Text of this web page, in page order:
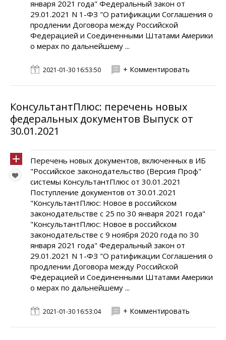
января 2021 года" Федеральный закон от
29.01.2021 N 1-ФЗ "О ратификации Соглашения о
продлении Договора между Российской
Федерацией и Соединенными Штатами Америки
о мерах по дальнейшему ...
2021-01-30 16:53:50 + Комментировать
КонсультантПлюс: перечень новых
федеральных документов Выпуск от
30.01.2021
Перечень новых документов, включенных в ИБ
"Российское законодательство (Версия Проф"
системы КонсультантПлюс от 30.01.2021
Поступление документов от 30.01.2021
"КонсультантПлюс: Новое в российском
законодательстве с 25 по 30 января 2021 года"
"КонсультантПлюс: Новое в российском
законодательстве с 9 ноября 2020 года по 30
января 2021 года" Федеральный закон от
29.01.2021 N 1-ФЗ "О ратификации Соглашения о
продлении Договора между Российской
Федерацией и Соединенными Штатами Америки
о мерах по дальнейшему ...
2021-01-30 16:53:04 + Комментировать